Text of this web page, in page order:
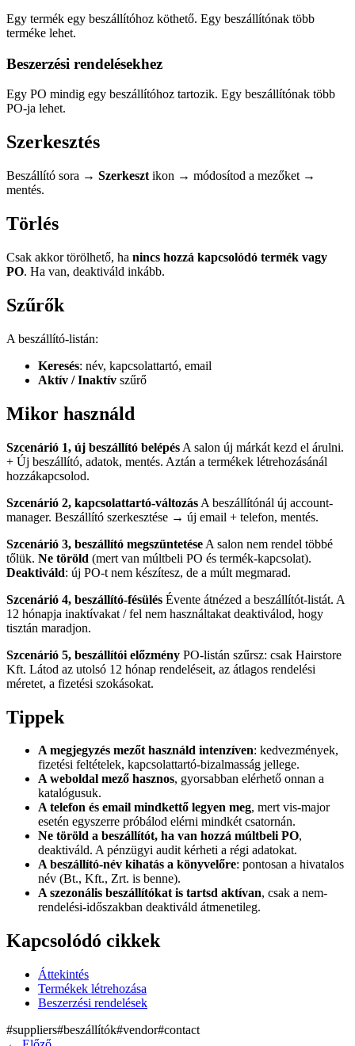
Egy termék egy beszállítóhoz köthető. Egy beszállítónak több
terméke lehet.
Beszerzési rendelésekhez
Egy PO mindig egy beszállítóhoz tartozik. Egy beszállítónak több
PO-ja lehet.
Szerkesztés
Beszállító sora → Szerkeszt ikon → módosítod a mezőket →
mentés.
Törlés
Csak akkor törölhető, ha nincs hozzá kapcsolódó termék vagy
PO. Ha van, deaktiváld inkább.
Szűrők
A beszállító-listán:
Keresés: név, kapcsolattartó, email
Aktív / Inaktív szűrő
Mikor használd
Szcenárió 1, új beszállító belépés A salon új márkát kezd el árulni.
+ Új beszállító, adatok, mentés. Aztán a termékek létrehozásánál
hozzákapcsolod.
Szcenárió 2, kapcsolattartó-változás A beszállítónál új account-
manager. Beszállító szerkesztése → új email + telefon, mentés.
Szcenárió 3, beszállító megszüntetése A salon nem rendel többé
tőlük. Ne töröld (mert van múltbeli PO és termék-kapcsolat).
Deaktiváld: új PO-t nem készítesz, de a múlt megmarad.
Szcenárió 4, beszállító-fésülés Évente átnézed a beszállítót-listát. A
12 hónapja inaktívakat / fel nem használtakat deaktiválod, hogy
tisztán maradjon.
Szcenárió 5, beszállítói előzmény PO-listán szűrsz: csak Hairstore
Kft. Látod az utolsó 12 hónap rendeléseit, az átlagos rendelési
méretet, a fizetési szokásokat.
Tippek
A megjegyzés mezőt használd intenzíven: kedvezmények,
fizetési feltételek, kapcsolattartó-bizalmasság jellege.
A weboldal mező hasznos, gyorsabban elérhető onnan a
katalógusuk.
A telefon és email mindkettő legyen meg, mert vis-major
esetén egyszerre próbálod elérni mindkét csatornán.
Ne töröld a beszállítót, ha van hozzá múltbeli PO,
deaktiváld. A pénzügyi audit kérheti a régi adatokat.
A beszállító-név kihatás a könyvelőre: pontosan a hivatalos
név (Bt., Kft., Zrt. is benne).
A szezonális beszállítókat is tartsd aktívan, csak a nem-
rendelési-időszakban deaktiváld átmenetileg.
Kapcsolódó cikkek
Áttekintés
Termékek létrehozása
Beszerzési rendelések
#suppliers#beszállítók#vendor#contact